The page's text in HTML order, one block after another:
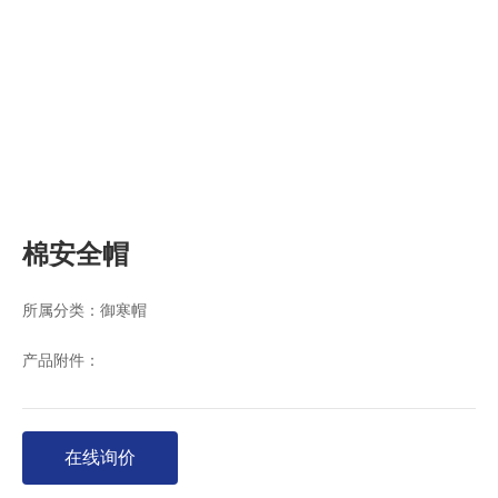
棉安全帽
所属分类： 御寒帽
产品附件：
在线询价